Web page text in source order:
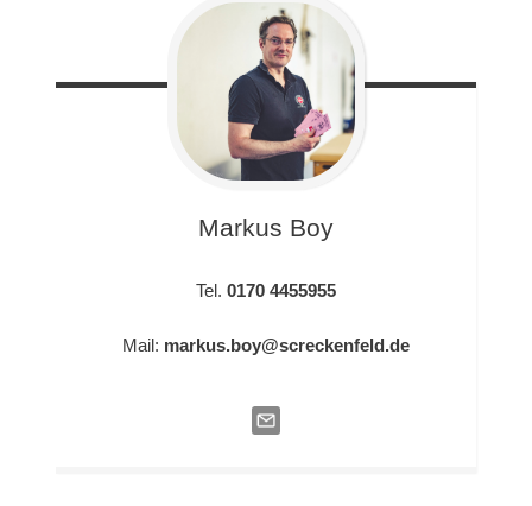
Markus Boy
Tel. 0170 4455955
Mail: markus.boy@screckenfeld.de